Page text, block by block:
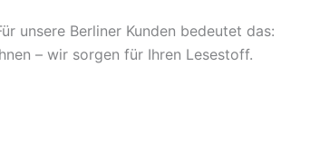
unsere Berliner Kunden bedeutet das:
– wir sorgen für Ihren Lesestoff.